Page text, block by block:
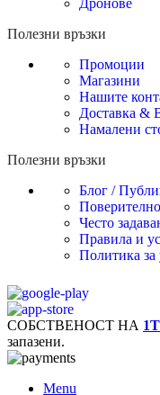
Полезни връзки
Промоции
Магазини
Нашите
Доставка &
Намалени
Полезни връзки
Блог /
Често
Правила и
Политика за
СОБСТВЕНОСТ НА
запазени.
Menu